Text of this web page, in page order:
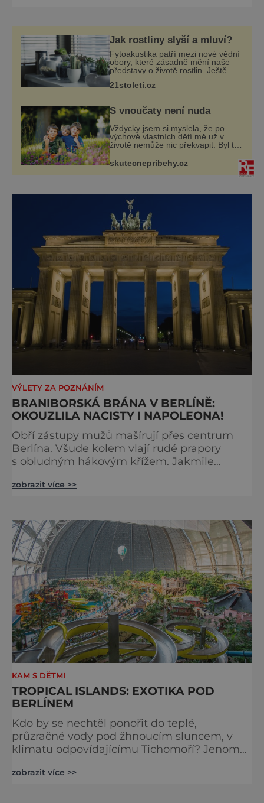
nadšeni. „Hrůza, už aby tu někdo udělal
pořádek,“ spílají mnozí. Jejich přání se
zanedlouho vyplní. „Drobné si n
Jak rostliny slyší a mluví?
Fytoakustika patří mezi nové vědní
obory, které zásadně mění naše
představy o životě rostlin. Ještě
rostliny považovány za tiché a
21stoleti.cz
S vnoučaty není nuda
Vždycky jsem si myslela, že po
výchově vlastních dětí mě už v
životě nemůže nic překvapit. Byl to
přesvědčila o opaku. Můj syn mi na
víkend nechal na hlídání
skutecnepribehy.cz
VÝLETY ZA POZNÁNÍM
BRANIBORSKÁ BRÁNA V BERLÍNĚ:
OKOUZLILA NACISTY I NAPOLEONA!
Obří zástupy mužů mašírují přes centrum
Berlína. Všude kolem vlají rudé prapory
s obludným hákovým křížem. Jakmile
přihlížející davy jej pozdraví zvoláním: „Heil
k moci. Impozantní stavba má pro Němce
zkrátka mimořádně symbolický význam.
Okouzlující Braniborská brána patř
zobrazit více >>
KAM S DĚTMI
TROPICAL ISLANDS: EXOTIKA POD
BERLÍNEM
Kdo by se nechtěl ponořit do teplé,
průzračné vody pod žhnoucím sluncem, v
klimatu odpovídajícímu Tichomoří? Jenomže
musí se tam letět desítky hodin. Ale co když
zobrazit více >>